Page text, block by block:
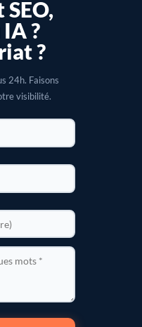
?
?
24h. Faisons
visibilité.